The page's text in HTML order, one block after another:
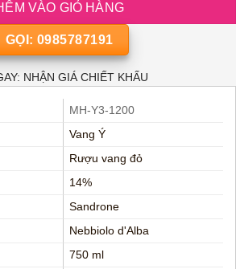
VÀO GIỎ HÀNG
GỌI: 0985787191
NHẬN GIÁ CHIẾT KHẤU
MH-Y3-1200
Vang Ý
Rượu vang đỏ
14%
Sandrone
Nebbiolo d'Alba
750 ml